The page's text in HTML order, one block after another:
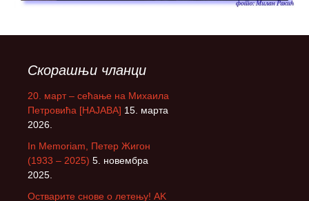
Скорашњи чланци
20. март – сећање на Михаила
Петровића [НАЈАВА] 15. марта
2026.
In Memoriam, Петер Жигон
(1933 – 2025) 5. новембра
2025.
Остварите снове о летењу! АK